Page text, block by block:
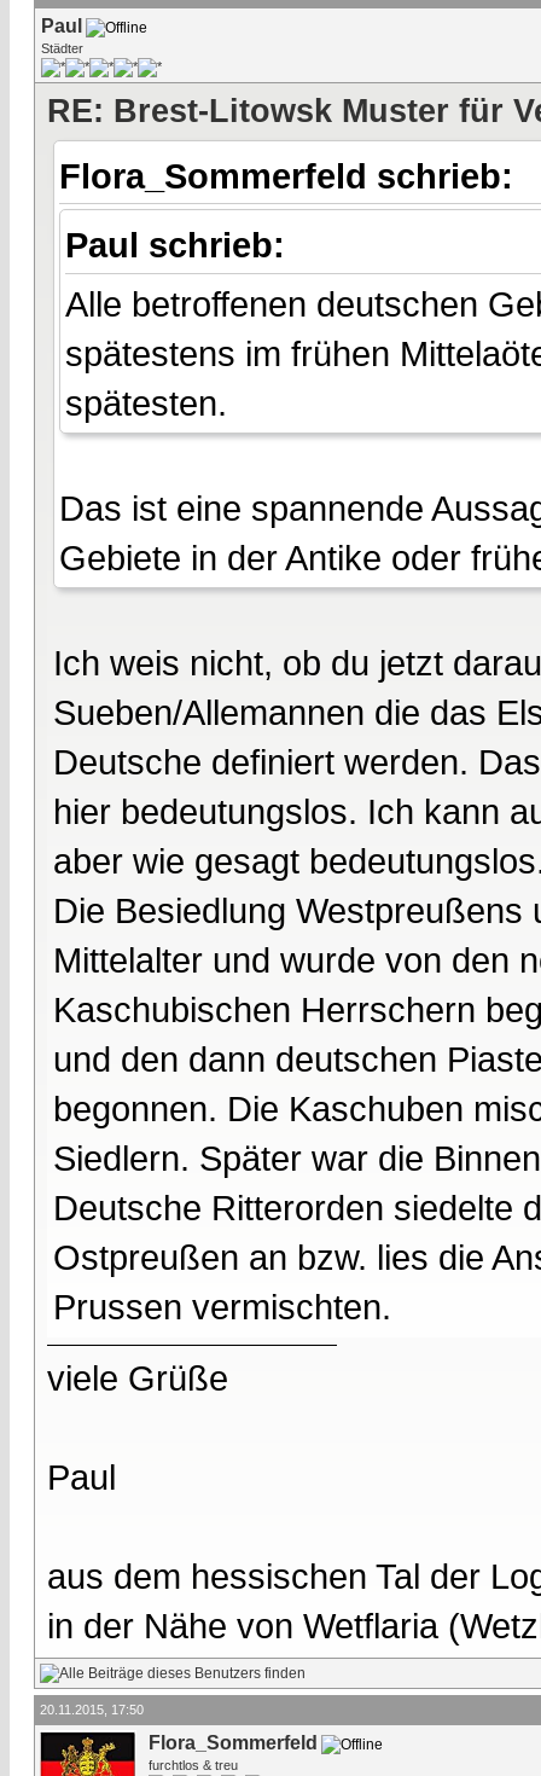
Paul
Städter
RE: Brest-Litowsk Muster für
Flora_Sommerfeld schrieb:
Paul schrieb:
Alle betroffenen deutschen
spätestens im frühen
spätesten.
Das ist eine spannende
Gebiete in der Antike oder
Ich weis nicht, ob du jetzt
Sueben/Allemannen die das
Deutsche definiert werden.
hier bedeutungslos. Ich kann
aber wie gesagt
Die Besiedlung
Mittelalter und wurde von den
Kaschubischen Herrschern
und den dann deutschen
begonnen. Die Kaschuben
Siedlern. Später war die
Deutsche Ritterorden siedelte
Ostpreußen an bzw. lies die
Prussen vermischten.
viele Grüße
Paul
aus dem hessischen Tal der
in der Nähe von Wetflaria
20.11.2015, 17:50
Flora_Sommerfeld
furchtlos & treu